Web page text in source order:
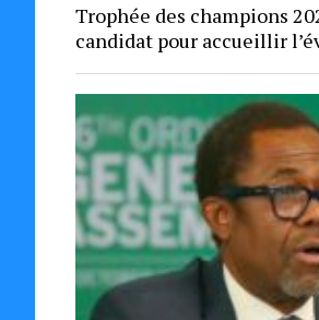
Trophée des champions
candidat pour accueillir